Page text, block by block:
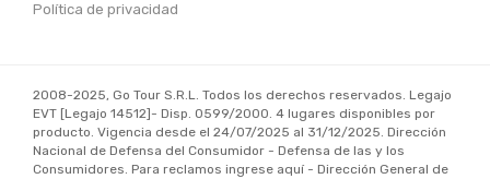
Política de privacidad
2008-2025, Go Tour S.R.L. Todos los derechos reservados. Legajo
EVT [Legajo 14512] - Disp. 0599/2000. 4 lugares disponibles por
producto. Vigencia desde el 24/07/2025 al 31/12/2025. Dirección
Nacional de Defensa del Consumidor - Defensa de las y los
Consumidores. Para reclamos ingrese aquí - Dirección General de